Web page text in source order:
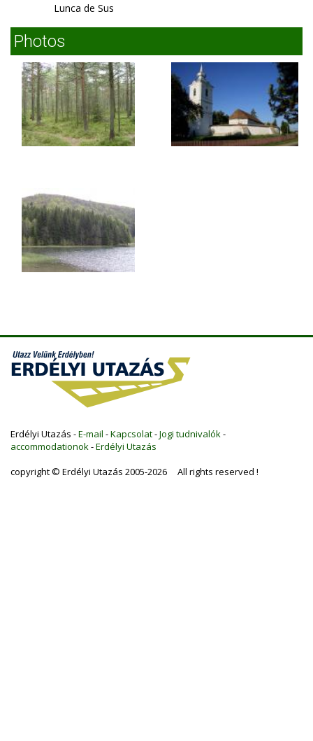
Lunca de Sus
Photos
Erdélyi Utazás -E-mail -Kapcsolat-Jogi tudnivalók -
accommodationok -Erdélyi Utazás
copyright © Erdélyi Utazás 2005-2026 All rights reserved !